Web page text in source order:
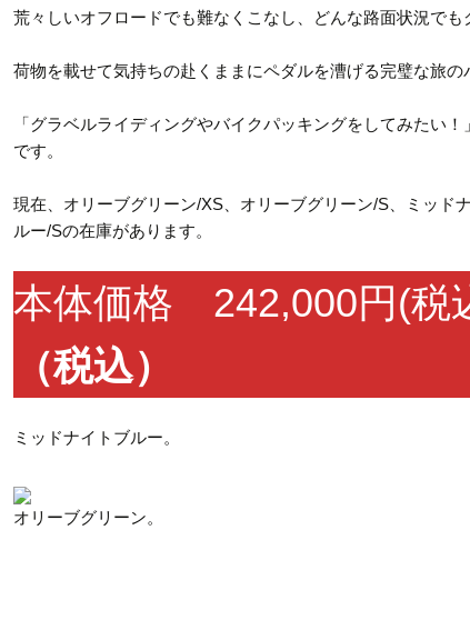
荒々しいオフロードでも難なくこなし、どんな路面状況でも
荷物を載せて気持ちの赴くままにペダルを漕げる完璧な旅の
「グラベルライディングやバイクパッキングをしてみたい
です。
現在、オリーブグリーン/XS、オリーブグリーン/S、ミッド
ルー/Sの在庫があります。
本体価格 242,000円(税
（税込）
ミッドナイトブルー。
オリーブグリーン。